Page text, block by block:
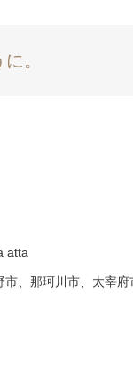
。
atta
、那珂川市、太宰